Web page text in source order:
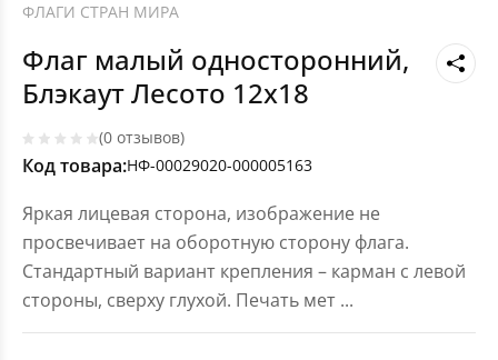
ФЛАГИ СТРАН МИРА
Флаг малый односторонний,
Блэкаут Лесото 12х18
(0 отзывов)
Код товара:НФ-00029020-000005163
Яркая лицевая сторона, изображение не
просвечивает на оборотную сторону флага.
Стандартный вариант крепления – карман с левой
стороны, сверху глухой. Печать мет ...